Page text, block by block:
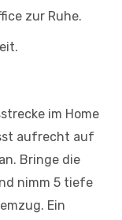
zur Ruhe.
im Home
aufrecht auf
Bringe die
nimm 5 tiefe
Ein